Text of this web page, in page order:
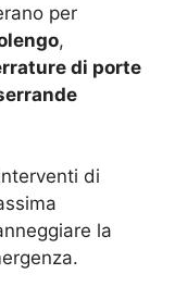
per
,
di porte
di
la